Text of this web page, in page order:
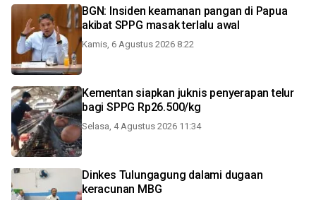
BGN: Insiden keamanan pangan di Papua
akibat SPPG masak terlalu awal
Kamis, 6 Agustus 2026 8:22
Kementan siapkan juknis penyerapan telur
bagi SPPG Rp26.500/kg
Selasa, 4 Agustus 2026 11:34
Dinkes Tulungagung dalami dugaan
keracunan MBG